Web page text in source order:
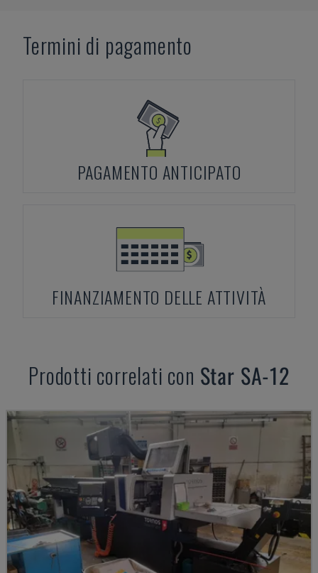
Termini di pagamento
PAGAMENTO ANTICIPATO
FINANZIAMENTO DELLE ATTIVITÀ
Prodotti correlati con Star SA-12